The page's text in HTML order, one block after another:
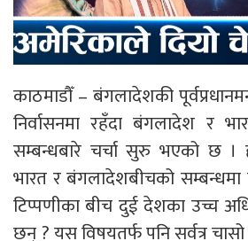
काठमाडौँ – बंगलादेशकी
निर्वासनमा रहँदा बंगलादेश र
सम्बन्धबारे चर्चा सुरु भएको छ ।
भारत र बंगलादेशबीचको
टिप्पणीका बीच दुई देशका उच्च
छन् ? यस विषयतर्फ पनि सर्वत्र